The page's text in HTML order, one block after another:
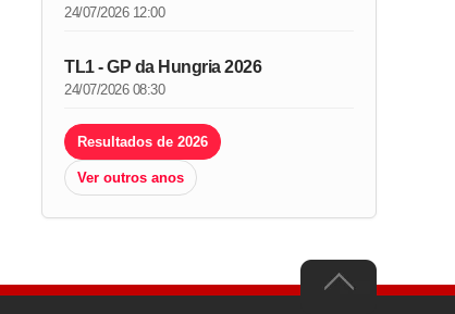
24/07/2026 12:00
TL1 - GP da Hungria 2026
24/07/2026 08:30
Resultados de 2026
Ver outros anos